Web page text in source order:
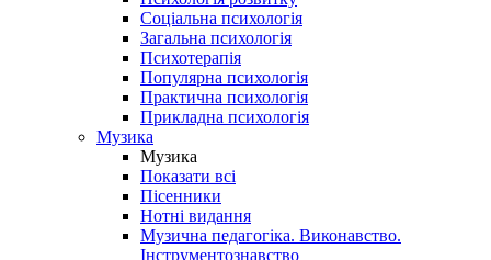
Соціальна психологія
Загальна психологія
Психотерапія
Популярна психологія
Практична психологія
Прикладна психологія
Музика
Музика
Показати всі
Пісенники
Нотні видання
Музична педагогіка. Виконавство.
Інструментознавство